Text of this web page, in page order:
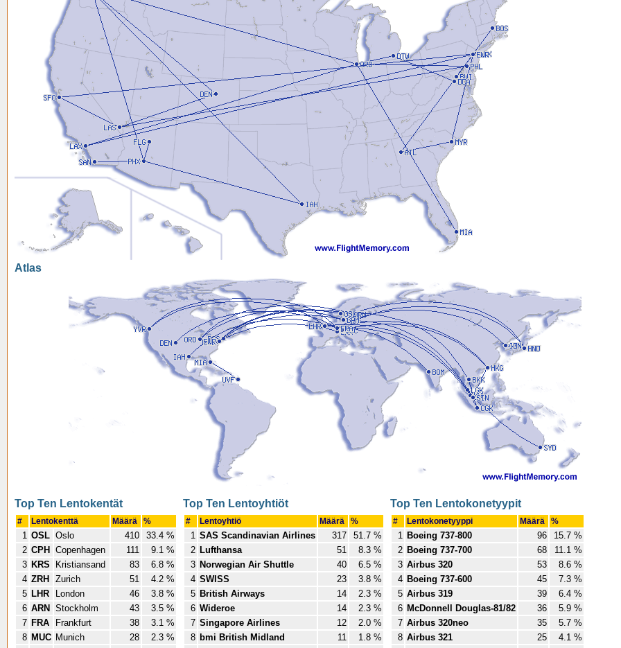
Atlas
Top Ten Lentokentät
# Lentokenttä Määrä %
1 OSL Oslo 410
33.4 %
2 CPH Copenhagen 111
9.1 %
3 KRS Kristiansand 83
6.8 %
4 ZRH Zurich 51
4.2 %
5 LHR London 46
3.8 %
6 ARN Stockholm 43
3.5 %
7 FRA Frankfurt 38
3.1 %
8 MUC Munich 28
2.3 %
Top Ten Lentoyhtiöt
# Lentoyhtiö Määrä %
1 SAS Scandinavian Airlines 317
51.7 %
2 Lufthansa 51
8.3 %
3 Norwegian Air Shuttle 40
6.5 %
4 SWISS 23
3.8 %
5 British Airways 14
2.3 %
6 Wideroe 14
2.3 %
7 Singapore Airlines 12
2.0 %
8 bmi British Midland 11
1.8 %
Top Ten Lentokonetyypit
# Lentokonetyyppi Määrä %
1 Boeing 737-800 96
15.7 %
2 Boeing 737-700 68
11.1 %
3 Airbus 320 53
8.6 %
4 Boeing 737-600 45
7.3 %
5 Airbus 319 39
6.4 %
6 McDonnell Douglas-81/82 36
5.9 %
7 Airbus 320neo 35
5.7 %
8 Airbus 321 25
4.1 %